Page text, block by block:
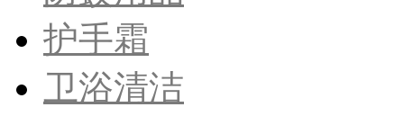
护手霜
卫浴清洁